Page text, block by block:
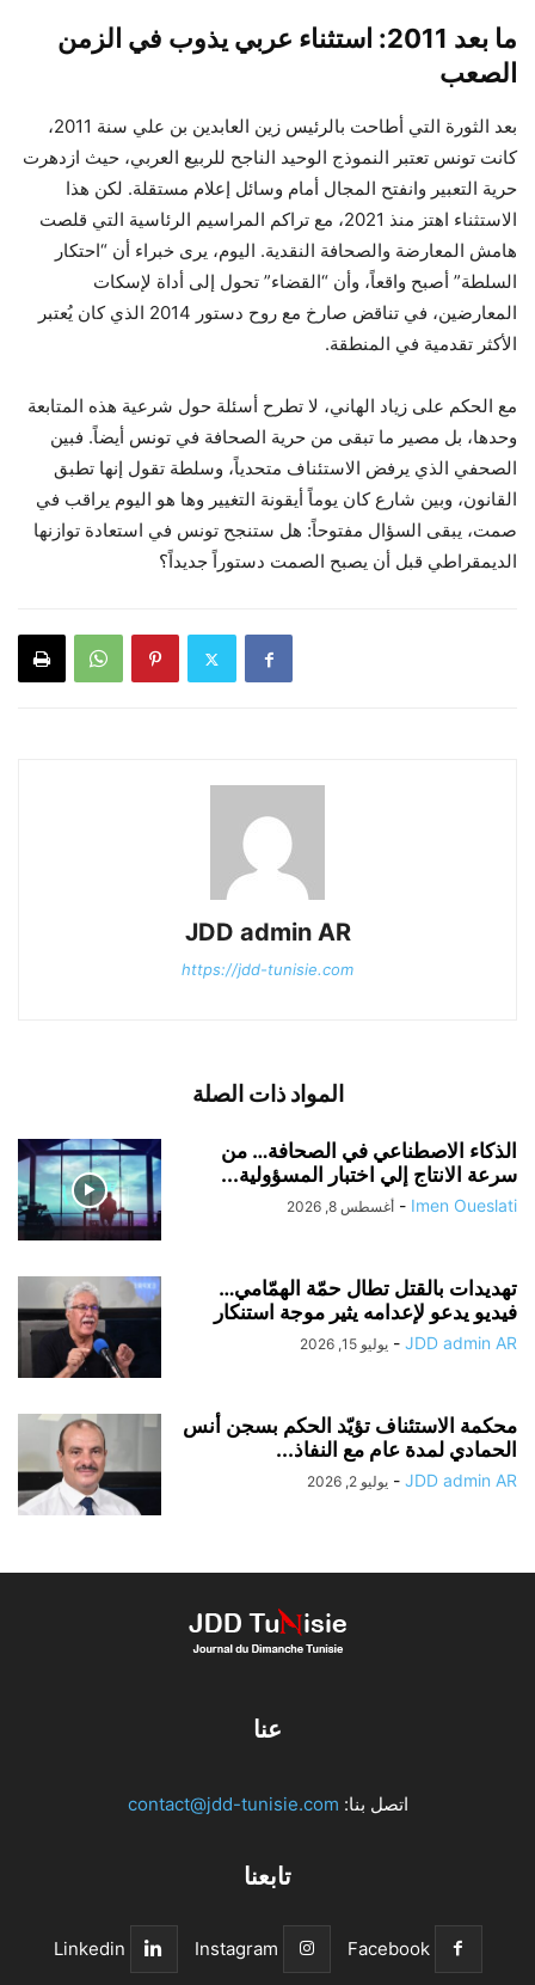
ما بعد 2011: استثناء عربي يذوب في الزمن
الصعب
بعد الثورة التي أطاحت بالرئيس زين العابدين بن علي سنة 2011،
كانت تونس تعتبر النموذج الوحيد الناجح للربيع العربي، حيث ازدهرت
حرية التعبير وانفتح المجال أمام وسائل إعلام مستقلة. لكن هذا
الاستثناء اهتز منذ 2021، مع تراكم المراسيم الرئاسية التي قلصت
هامش المعارضة والصحافة النقدية. اليوم، يرى خبراء أن “احتكار
السلطة” أصبح واقعاً، وأن “القضاء” تحول إلى أداة لإسكات
المعارضين، في تناقض صارخ مع روح دستور 2014 الذي كان يُعتبر
الأكثر تقدمية في المنطقة.
مع الحكم على زياد الهاني، لا تطرح أسئلة حول شرعية هذه المتابعة
وحدها، بل مصير ما تبقى من حرية الصحافة في تونس أيضاً. فبين
الصحفي الذي يرفض الاستئناف متحدياً، وسلطة تقول إنها تطبق
القانون، وبين شارع كان يوماً أيقونة التغيير وها هو اليوم يراقب في
صمت، يبقى السؤال مفتوحاً: هل ستنجح تونس في استعادة توازنها
الديمقراطي قبل أن يصبح الصمت دستوراً جديداً؟
JDD admin AR
https://jdd-tunisie.com
المواد ذات الصلة
الذكاء الاصطناعي في الصحافة… من
سرعة الانتاج إلي اختبار المسؤولية...
Imen Oueslati
- أغسطس 8, 2026
تهديدات بالقتل تطال حمّة الهمّامي…
فيديو يدعو لإعدامه يثير موجة استنكار
JDD admin AR
- يوليو 15, 2026
محكمة الاستئناف تؤيّد الحكم بسجن أنس
الحمادي لمدة عام مع النفاذ...
JDD admin AR
- يوليو 2, 2026
عنا
اتصل بنا: contact@jdd-tunisie.com
تابعنا
Facebook
Instagram
Linkedin